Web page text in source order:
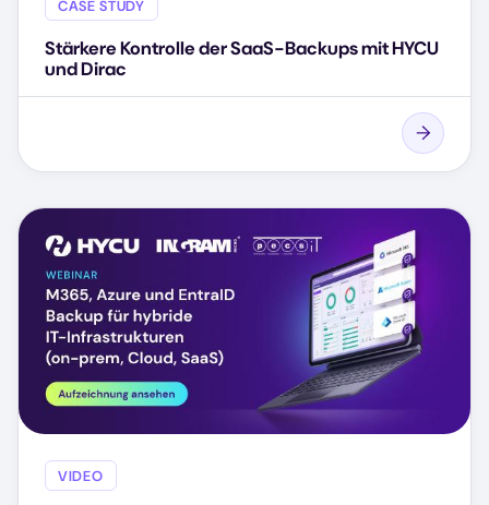
CASE STUDY
Stärkere Kontrolle der SaaS-Backups mit HYCU
und Dirac
VIDEO